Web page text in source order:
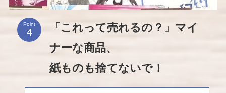
Point
「これって売れるの？」マイ
ナーな商品、
紙ものも捨てないで！